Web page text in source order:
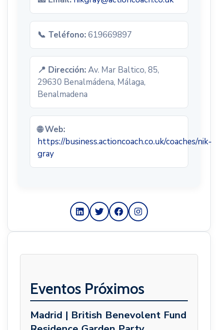
📞 Teléfono: 619669897
📍 Dirección: Av. Mar Baltico, 85,
29630 Benalmádena, Málaga,
Benalmadena
🌐 Web:
https://business.actioncoach.co.uk/coaches/nik-
gray
Eventos Próximos
Madrid | British Benevolent Fund